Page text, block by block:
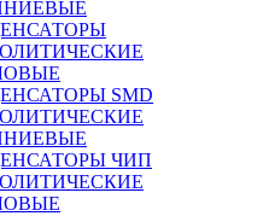
SMD
ЧИП